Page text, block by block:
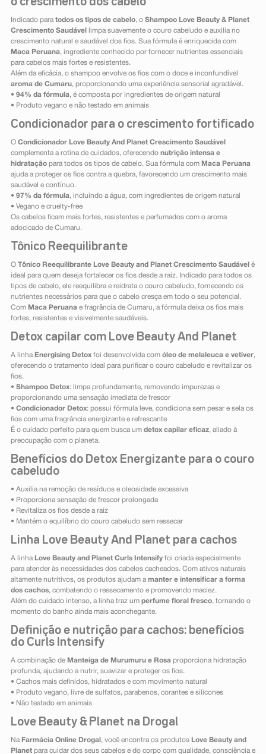
Indicado para todos os tipos de cabelo, o Shampoo Love Beauty & Planet
Crescimento Saudável
limpa suavemente o couro cabeludo e auxilia no
crescimento natural e saudável dos fios. Sua fórmula é enriquecida com
Maca Peruana, ingrediente conhecido por fornecer nutrientes essenciais
para cabelos mais fortes e resistentes.
Além da eficácia, o shampoo envolve os fios com o doce e inconfundível
aroma de Cumaru, proporcionando uma experiência sensorial agradável.
• 94% da fórmula, é composta por ingredientes de origem natural
• Produto vegano e não testado em animais
Condicionador para o crescimento fortificado
O Condicionador Love Beauty And Planet Crescimento Saudável
complementa a rotina de cuidados, oferecendo nutrição intensa e
hidrataçãopara todos os tipos de cabelo. Sua fórmula com Maca Peruana
ajuda a proteger os fios contra a quebra, favorecendo um crescimento mais
saudável e contínuo.
• 97% da fórmula, incluindo a água, com ingredientes de origem natural
• Vegano e cruelty-free
Os cabelos ficam mais fortes, resistentes e perfumados com o aroma
adocicado de Cumaru.
Tônico Reequilibrante
O Tônico Reequilibrante Love Beauty and Planet Crescimento Saudável é
ideal para quem deseja fortalecer os fios desde a raiz. Indicado para todos os
tipos de cabelo, ele reequilibra e reidrata o couro cabeludo, fornecendo os
nutrientes necessários para que o cabelo cresça em todo o seu potencial.
Com Maca Peruanae fragrância de Cumaru, a fórmula deixa os fios mais
fortes, resistentes e visivelmente saudáveis.
Detox capilar com Love Beauty And Planet
A linha Energising Detoxfoi desenvolvida com óleo de melaleuca e vetiver,
oferecendo o tratamento ideal para purificar o couro cabeludo e revitalizar os
fios.
• Shampoo Detox: limpa profundamente, removendo impurezas e
proporcionando uma sensação imediata de frescor
• Condicionador Detox: possui fórmula leve, condiciona sem pesar e sela os
fios com uma fragrância energizante e refrescante
É o cuidado perfeito para quem busca um detox capilar eficaz, aliado à
preocupação com o planeta.
Benefícios do Detox Energizante para o couro
cabeludo
• Auxilia na remoção de resíduos e oleosidade excessiva
• Proporciona sensação de frescor prolongada
• Revitaliza os fios desde a raiz
• Mantém o equilíbrio do couro cabeludo sem ressecar
Linha Love Beauty And Planet para cachos
A linha Love Beauty and Planet Curls Intensifyfoi criada especialmente
para atender às necessidades dos cabelos cacheados. Com ativos naturais
altamente nutritivos, os produtos ajudam a manter e intensificar a forma
dos cachos, combatendo o ressecamento e promovendo maciez.
Além do cuidado intenso, a linha traz um perfume floral fresco, tornando o
momento do banho ainda mais aconchegante.
Definição e nutrição para cachos: benefícios
do Curls Intensify
A combinação de Manteiga de Murumuru e Rosaproporciona hidratação
profunda, ajudando a nutrir, suavizar e proteger os fios.
• Cachos mais definidos, hidratados e com movimento natural
• Produto vegano, livre de sulfatos, parabenos, corantes e silicones
• Não testado em animais
Love Beauty & Planet na Drogal
Na Farmácia Online Drogal , você encontra os produtos Love Beauty and
Planetpara cuidar dos seus cabelos e do corpo com qualidade, consciência e